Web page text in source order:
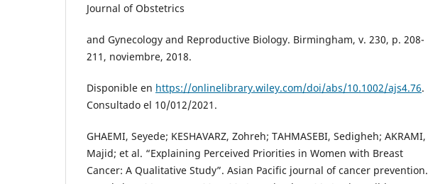
Journal of Obstetrics
and Gynecology and Reproductive Biology. Birmingham, v. 230, p. 208-
211, noviembre, 2018.
Disponible en https://onlinelibrary.wiley.com/doi/abs/10.1002/ajs4.76.
Consultado el 10/012/2021.
GHAEMI, Seyede; KESHAVARZ, Zohreh; TAHMASEBI, Sedigheh; AKRAMI,
Majid; et al. “Explaining Perceived Priorities in Women with Breast
Cancer: A Qualitative Study”. Asian Pacific journal of cancer prevention.